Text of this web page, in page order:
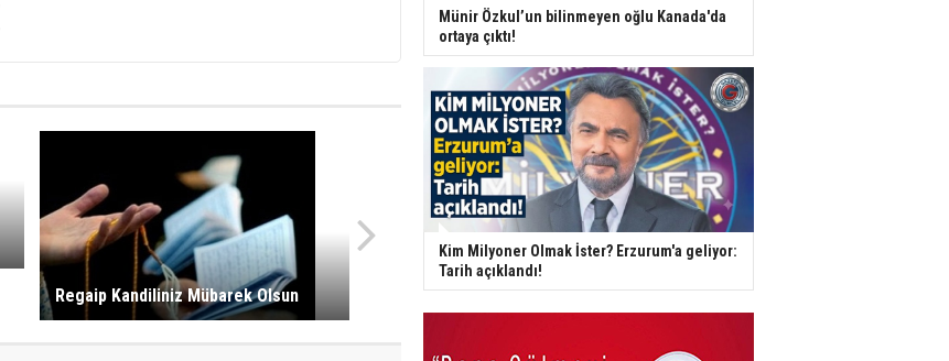
Regaip Kandiliniz Mübarek Olsun
Münir Özkul’un bilinmeyen oğlu Kanada'da
ortaya çıktı!
Kim Milyoner Olmak İster? Erzurum'a geliyor:
Tarih açıklandı!